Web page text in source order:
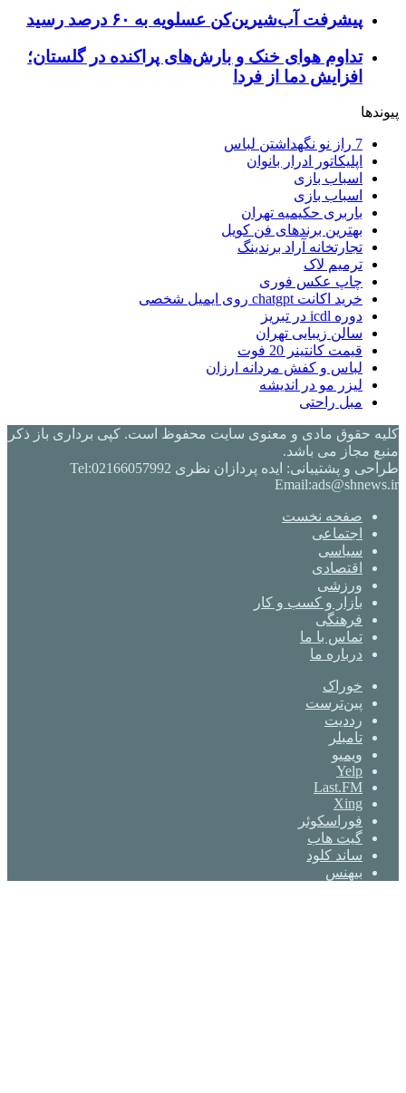
پیشرفت آب‌شیرین‌کن عسلویه به ۶۰ درصد رسید
تداوم هوای خنک و بارش‌های پراکنده در گلستان؛
افزایش دما از فردا
پیوندها
7 راز نو نگهداشتن لباس
اپلیکاتور ادرار بانوان
اسباب بازی
اسباب بازی
باربری حکیمیه تهران
بهترین برندهای فن کویل
تجارتخانه آراد برندینگ
ترمیم لاک
چاپ عکس فوری
خرید اکانت chatgpt روی ایمیل شخصی
دوره icdl در تبریز
سالن زیبایی تهران
قیمت کانتینر 20 فوت
لباس و کفش مردانه ارزان
لیزر مو در اندیشه
مبل راحتی
کلیه حقوق مادی و معنوی سایت محفوظ است. کپی برداری باز ذکر
منبع مجاز می باشد.
طراحی و پشتیبانی: ایده پردازان نظری Tel:02166057992
Email:ads@shnews.ir
صفحه نخست
اجتماعی
سیاسی
اقتصادی
ورزشی
بازار و کسب و کار
فرهنگی
تماس با ما
درباره ما
خوراک
‫پین‌ترست
‫رددیت
‫تامبلر
ویمیو
Yelp
Last.FM
Xing
فوراسکوئر
گیت ‌هاب
ساند کلود
بیهنس